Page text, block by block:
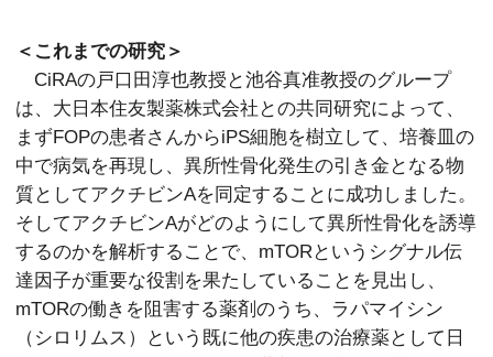
＜これまでの研究＞
CiRAの戸口田淳也教授と池谷真准教授のグループ
は、大日本住友製薬株式会社との共同研究によって、
まずFOPの患者さんからiPS細胞を樹立して、培養皿の
中で病気を再現し、異所性骨化発生の引き金となる物
質としてアクチビンAを同定することに成功しました。
そしてアクチビンAがどのようにして異所性骨化を誘導
するのかを解析することで、mTORというシグナル伝
達因子が重要な役割を果たしていることを見出し、
mTORの働きを阻害する薬剤のうち、ラパマイシン
（シロリムス）という既に他の疾患の治療薬として日